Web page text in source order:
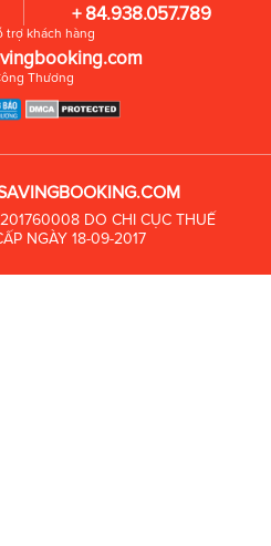
+ 84.938.057.789
trợ khách hàng
Thương
DO CHI CỤC THUẾ
NGÀY 18-09-2017